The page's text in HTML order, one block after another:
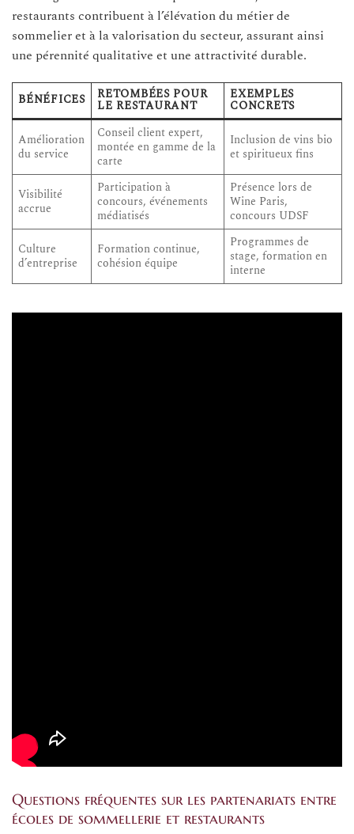
restaurants contribuent à l’élévation du métier de
sommelier et à la valorisation du secteur, assurant ainsi
une pérennité qualitative et une attractivité durable.
BÉNÉFICES RETOMBÉES POUR
LE RESTAURANT
EXEMPLES
CONCRETS
Amélioration
du service
Conseil client expert,
montée en gamme de la
carte
Inclusion de vins bio
et spiritueux fins
Visibilité
accrue
Participation à
concours, événements
médiatisés
Présence lors de
Wine Paris,
concours UDSF
Culture
d’entreprise
Formation continue,
cohésion équipe
Programmes de
stage, formation en
interne
Questions fréquentes sur les partenariats entre
écoles de sommellerie et restaurants